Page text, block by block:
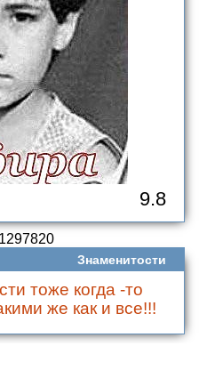
9.8
Знаменитости
тоже когда -то
же как и все!!!